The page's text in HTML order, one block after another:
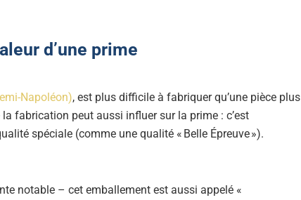
d’une prime
Napoléon), est plus difficile à fabriquer qu’une pièce plus
fabrication peut aussi influer sur la prime : c’est
spéciale (comme une qualité « Belle Épreuve »).
notable – cet emballement est aussi appelé «